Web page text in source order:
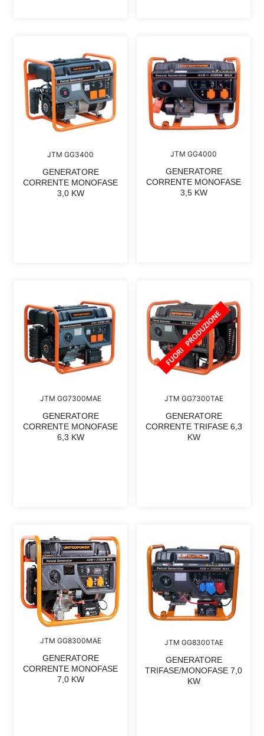
JTM GG3400
GENERATORE
CORRENTE MONOFASE
3,0 KW
JTM GG4000
GENERATORE
CORRENTE MONOFASE
3,5 KW
JTM GG7300MAE
GENERATORE
CORRENTE MONOFASE
6,3 KW
JTM GG7300TAE
GENERATORE
CORRENTE TRIFASE 6,3
KW
JTM GG8300MAE
GENERATORE
CORRENTE MONOFASE
7,0 KW
JTM GG8300TAE
GENERATORE
TRIFASE/MONOFASE 7,0
KW